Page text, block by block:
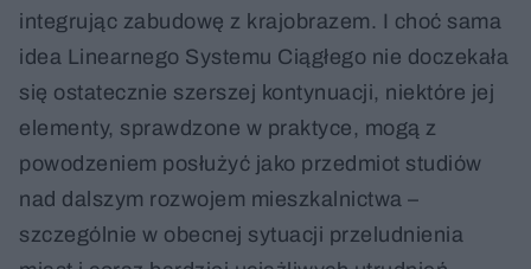
integrując zabudowę z krajobrazem. I choć sama
idea Linearnego Systemu Ciągłego nie doczekała
się ostatecznie szerszej kontynuacji, niektóre jej
elementy, sprawdzone w praktyce, mogą z
powodzeniem posłużyć jako przedmiot studiów
nad dalszym rozwojem mieszkalnictwa –
szczególnie w obecnej sytuacji przeludnienia